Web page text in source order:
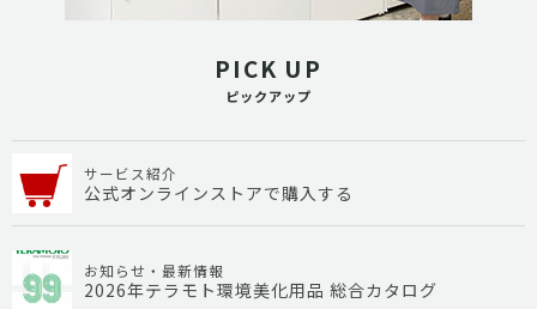
PICK UP
ピックアップ
サービス紹介
公式オンラインストアで購入する
お知らせ・最新情報
2026年テラモト環境美化用品 総合カタログ